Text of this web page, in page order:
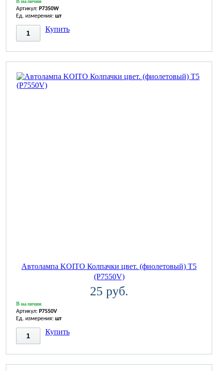
Артикул: P7350W
Ед. измерения: шт
Купить
Автолампа KOITO Колпачки цвет. (фиолетовый) T5
(P7550V)
25 руб.
В наличии
Артикул: P7550V
Ед. измерения: шт
Купить